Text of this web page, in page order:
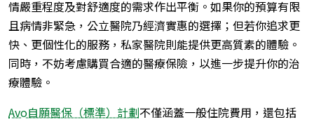
情嚴重程度及對舒適度的需求作出平衡。如果你的預算有限
且病情非緊急，公立醫院乃經濟實惠的選擇；但若你追求更
快、更個性化的服務，私家醫院則能提供更高質素的體驗。
同時，不妨考慮購買合適的醫療保險，以進一步提升你的治
療體驗。
Avo⾃願醫保（標準）計劃不僅涵蓋一般住院費用，還包括